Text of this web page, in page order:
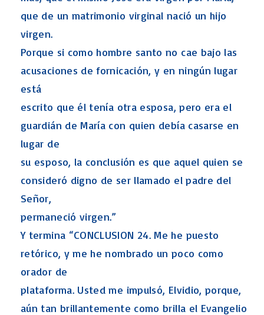
que de un matrimonio virginal nació un hijo
virgen.
Porque si como hombre santo no cae bajo las
acusaciones de fornicación, y en ningún lugar
está
escrito que él tenía otra esposa, pero era el
guardián de María con quien debía casarse en
lugar de
su esposo, la conclusión es que aquel quien se
consideró digno de ser llamado el padre del
Señor,
permaneció virgen.”
Y termina “CONCLUSION 24. Me he puesto
retórico, y me he nombrado un poco como
orador de
plataforma. Usted me impulsó, Elvidio, porque,
aún tan brillantemente como brilla el Evangelio